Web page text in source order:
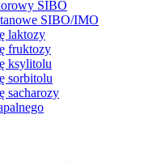
SIBO
SIBO/IMO
laktozy
fruktozy
ksylitolu
sorbitolu
sacharozy